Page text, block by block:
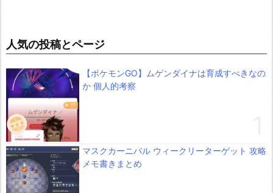
人気の投稿とページ
【ポケモンGO】ムゲンダイナは育成すべきなの
か 個人的考察
マスクカーニバル ウィークリーターゲット 攻略
メモ書きまとめ